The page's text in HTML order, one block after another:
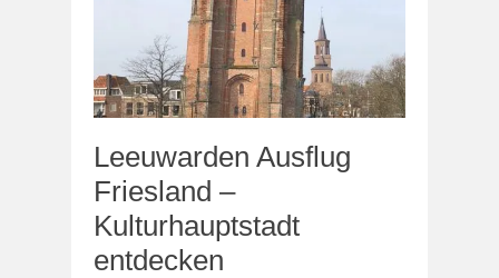
Leeuwarden Ausflug
Friesland –
Kulturhauptstadt
entdecken